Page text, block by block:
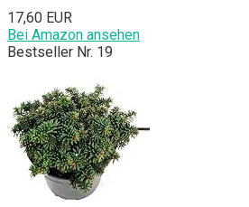
17,60 EUR
Bei Amazon ansehen
Bestseller Nr. 19